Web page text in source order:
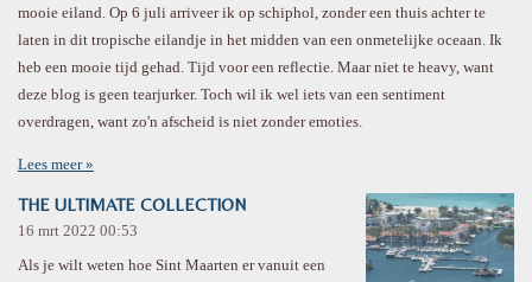
mooie eiland. Op 6 juli arriveer ik op schiphol, zonder een thuis achter te
laten in dit tropische eilandje in het midden van een onmetelijke oceaan. Ik
heb een mooie tijd gehad. Tijd voor een reflectie. Maar niet te heavy, want
deze blog is geen tearjurker. Toch wil ik wel iets van een sentiment
overdragen, want zo'n afscheid is niet zonder emoties.
Lees meer »
THE ULTIMATE COLLECTION
16 mrt 2022 00:53
Als je wilt weten hoe Sint Maarten er vanuit een